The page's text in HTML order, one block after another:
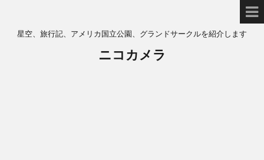
星空、旅行記、アメリカ国立公園、グランドサークルを紹介します
ニコカメラ